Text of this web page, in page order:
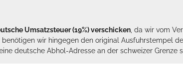
Umsatzsteuer (19%) verschicken , da wir vom
wir hingegen den original Ausfuhrstempel
deutsche Abhol-Adresse an der schweizer Grenze